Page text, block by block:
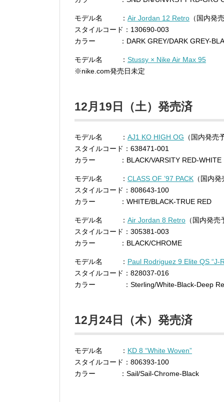
モデル名 ： Air Jordan 12 Retro （国内発
スタイルコード：130690-003
カラー ：DARK GREY/DARK GREY-
モデル名 ： Stussy × Nike Air Max 95
※nike.com発売日未定
12月19日（土）発売済
モデル名 ： AJ1 KO HIGH OG （国内発売
スタイルコード：638471-001
カラー ：BLACK/VARSITY RED-WHITE
モデル名 ： CLASS OF ’97 PACK （国内
スタイルコード：808643-100
カラー ：WHITE/BLACK-TRUE RED
モデル名 ： Air Jordan 8 Retro （国内発売
スタイルコード：305381-003
カラー ：BLACK/CHROME
モデル名 ： Paul Rodriguez 9 Elite QS “J-
スタイルコード：828037-016
カラー ：Sterling/White-Black-Deep
12月24日（木）発売済
モデル名 ： KD 8 “White Woven”
スタイルコード：806393-100
カラー ：Sail/Sail-Chrome-Black